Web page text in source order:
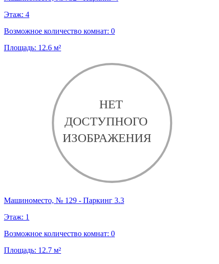
Этаж: 4
Возможное количество комнат: 0
Площадь: 12.6 м²
Машиноместо, № 129 - Паркинг 3.3
Этаж: 1
Возможное количество комнат: 0
Площадь: 12.7 м²